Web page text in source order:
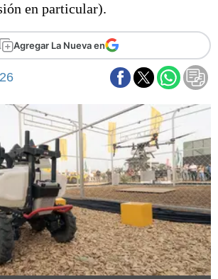
Federal A
Cines
Economía y finanzas
Con el campo
Espacio empresas
Sociedad
Tecnología
Turismo
Salud
Es viral
en particular).
Agregar La Nueva en